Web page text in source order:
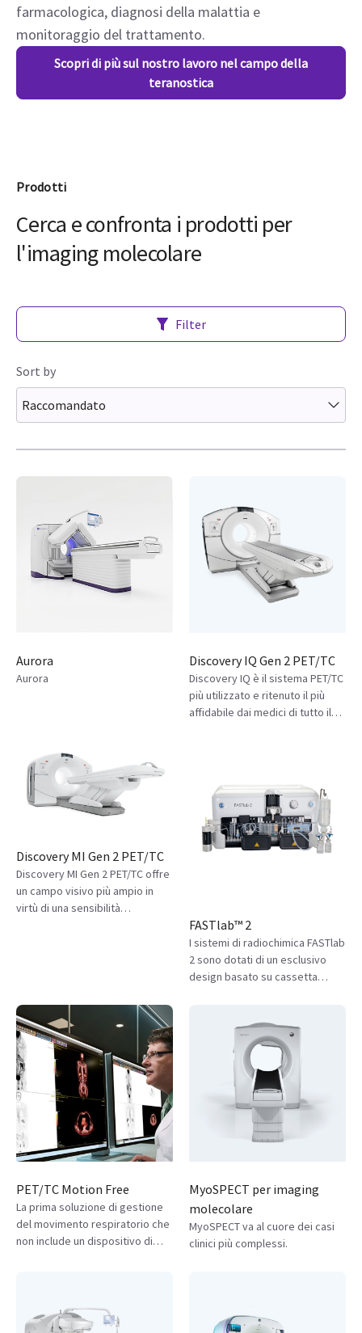
farmacologica, diagnosi della malattia e
monitoraggio del trattamento.
Scopri di più sul nostro lavoro nel campo della
teranostica
Prodotti
Cerca e confronta i prodotti per
l'imaging molecolare
Filter
Sort by
Raccomandato
Aurora
Aurora
Discovery IQ Gen 2 PET/TC
Discovery IQ è il sistema PET/TC
più utilizzato e ritenuto il più
affidabile dai medici di tutto il
ottenere un'eccezionale qualità
dell'immagine con una dose
inferiore.
Discovery MI Gen 2 PET/TC
Discovery MI Gen 2 PET/TC offre
un campo visivo più ampio in
virtù di una sensibilità
FASTlab™ 2
I sistemi di radiochimica FASTlab
2 sono dotati di un esclusivo
design basato su cassetta
rispettare con semplicità la
conformità normativa prevista
per la produzione dei traccianti.
Scopri di più sui nostri sistemi di
radiochimica FASTlab 2.
PET/TC Motion Free
La prima soluzione di gestione
del movimento respiratorio che
non include un dispositivo di
durante le procedure PET/TC.
MyoSPECT per imaging
molecolare
MyoSPECT va al cuore dei casi
clinici più complessi.